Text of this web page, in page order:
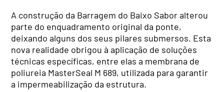
A construção da Barragem do Baixo Sabor alterou
parte do enquadramento original da ponte,
deixando alguns dos seus pilares submersos. Esta
nova realidade obrigou à aplicação de soluções
técnicas específicas, entre elas a membrana de
poliureia MasterSeal M 689, utilizada para garantir
a impermeabilização da estrutura.